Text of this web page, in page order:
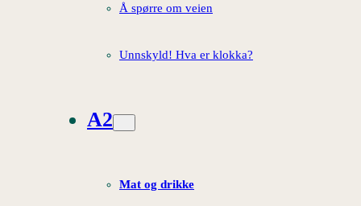
Å spørre om veien
Unnskyld! Hva er klokka?
A2
Mat og drikke